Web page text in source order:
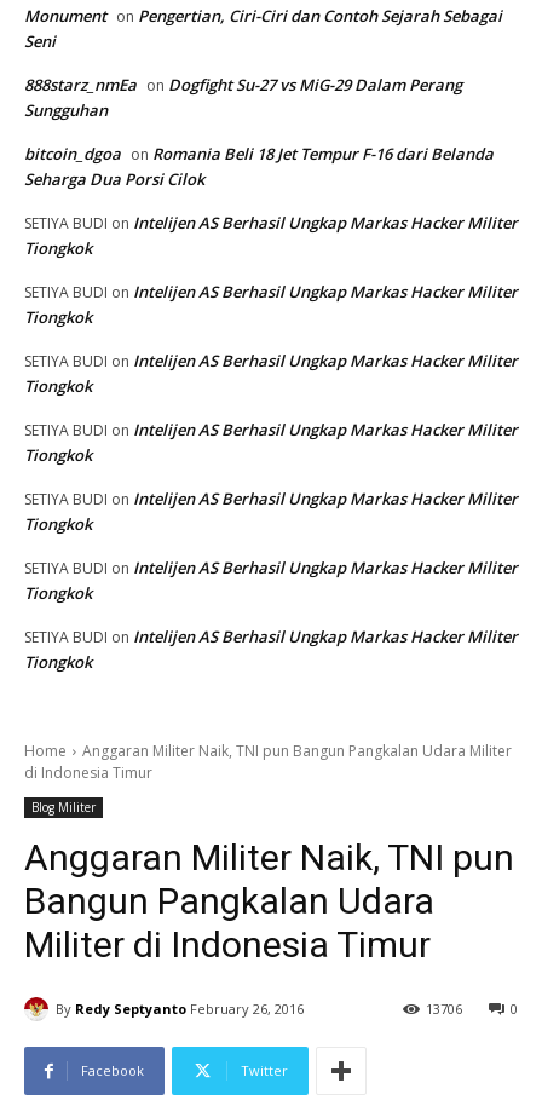
Monument on Pengertian, Ciri-Ciri dan Contoh Sejarah Sebagai
Seni
888starz_nmEa on Dogfight Su-27 vs MiG-29 Dalam Perang
Sungguhan
bitcoin_dgoa on Romania Beli 18 Jet Tempur F-16 dari Belanda
Seharga Dua Porsi Cilok
SETIYA BUDI on Intelijen AS Berhasil Ungkap Markas Hacker Militer
Tiongkok
SETIYA BUDI on Intelijen AS Berhasil Ungkap Markas Hacker Militer
Tiongkok
SETIYA BUDI on Intelijen AS Berhasil Ungkap Markas Hacker Militer
Tiongkok
SETIYA BUDI on Intelijen AS Berhasil Ungkap Markas Hacker Militer
Tiongkok
SETIYA BUDI on Intelijen AS Berhasil Ungkap Markas Hacker Militer
Tiongkok
SETIYA BUDI on Intelijen AS Berhasil Ungkap Markas Hacker Militer
Tiongkok
SETIYA BUDI on Intelijen AS Berhasil Ungkap Markas Hacker Militer
Tiongkok